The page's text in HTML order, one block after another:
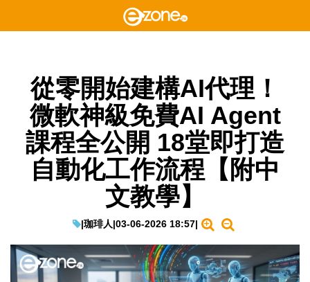
從零開始建構AI代理！
微軟神級免費AI Agent
課程全公開 18堂即打造
自動化工作流程【附中
文教學】
|珈琲人|03-06-2026 18:57|